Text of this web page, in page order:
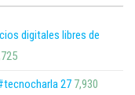
digitales libres de
27 7,930